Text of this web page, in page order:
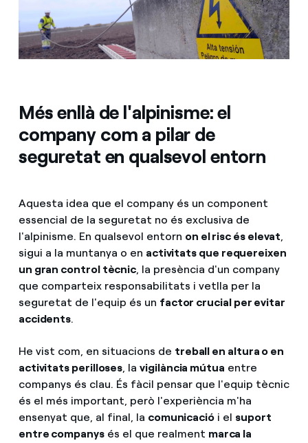
Més enllà de l'alpinisme: el
company com a pilar de
seguretat en qualsevol entorn
Aquesta idea que el company és un component
essencial de la seguretat no és exclusiva de
l'alpinisme. En qualsevol entorn on el risc és elevat,
sigui a la muntanya o en activitats que requereixen
un gran control tècnic, la presència d'un company
que comparteix responsabilitats i vetlla per la
seguretat de l'equip és un factor crucial per evitar
accidents.
He vist com, en situacions de treball en altura o en
activitats perilloses, lavigilància mútua entre
companys és clau. És fàcil pensar que l'equip tècnic
és el més important, però l'experiència m'ha
ensenyat que, al final, la comunicació i el suport
entre companysés el que realment marca la